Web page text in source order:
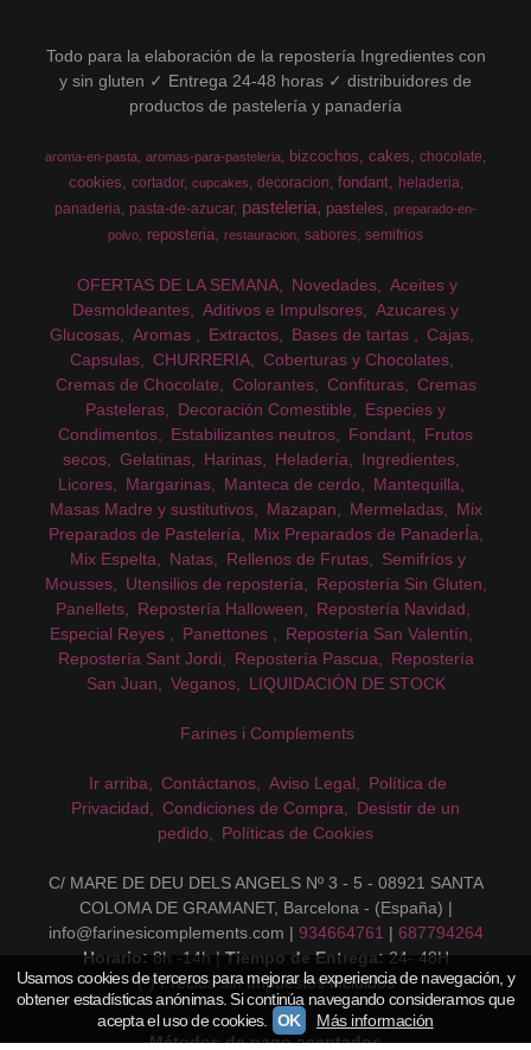
Todo para la elaboración de la repostería Ingredientes con
y sin gluten ✓ Entrega 24-48 horas ✓ distribuidores de
productos de pastelería y panadería
aroma-en-pasta aromas-para-pasteleria bizcochos cakes chocolate
cookies cortador cupcakes decoracion fondant
heladeria
panaderia pasta-de-azucar pasteleria pasteles
preparado-en-
polvo
reposteria restauracion sabores semifrios
OFERTAS DE LA SEMANA Novedades
Aceites y
Desmoldeantes
Aditivos e Impulsores
Azucares y
Glucosas
Aromas Extractos Bases de tartas
Cajas
Capsulas
CHURRERIA
Coberturas y Chocolates
Cremas de Chocolate
Colorantes Confituras
Cremas
Pasteleras
Decoración Comestible
Especies y
Condimentos
Estabilizantes neutros Fondant
Frutos
secos
Gelatinas Harinas Heladería
Ingredientes
Licores
Margarinas Manteca de cerdo
Mantequilla
Masas Madre y sustitutivos
Mazapan Mermeladas
Mix
Preparados de Pastelería
Mix Preparados de PanaderÍa
Mix Espelta
Natas Rellenos de Frutas
Semifríos y
Mousses
Utensilios de repostería
Repostería Sin Gluten
Panellets
Repostería Halloween
Repostería Navidad
Especial Reyes
Panettones
Repostería San Valentín
Repostería Sant Jordi
Repostería Pascua
Repostería
San Juan
Veganos LIQUIDACIÓN DE STOCK
Farines i Complements
Ir arriba Contáctanos Aviso Legal
Política de
Privacidad
Condiciones de Compra
Desistir de un
pedido
Políticas de Cookies
C/ MARE DE DEU DELS ANGELS Nº 3 - 5 - 08921 SANTA
COLOMA DE GRAMANET, Barcelona - (España) |
info@farinesicomplements.com | 934664761 | 687794264
Horario: 8h -14h | Tiempo de Entrega: 24- 48H
(*) Precios sin Impuestos incluidos
Métodos de pago aceptados
Usamos cookies de terceros para mejorar la experiencia de navegación, y
obtener estadísticas anónimas. Si continúa navegando consideramos que
acepta el uso de cookies.
OK Más información